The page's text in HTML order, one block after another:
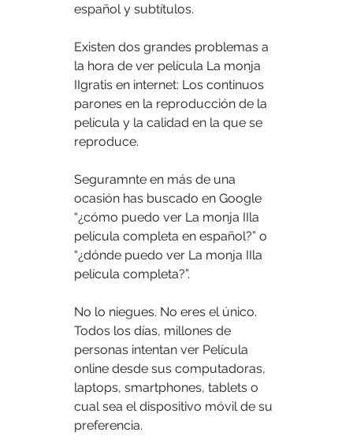
español y subtítulos.
Existen dos grandes problemas a
la hora de ver película La monja
IIgratis en internet: Los continuos
parones en la reproducción de la
película y la calidad en la que se
reproduce.
Seguramnte en más de una
ocasión has buscado en Google
“¿cómo puedo ver La monja IIla
película completa en español?” o
“¿dónde puedo ver La monja IIla
película completa?”.
No lo niegues. No eres el único.
Todos los días, millones de
personas intentan ver Película
online desde sus computadoras,
laptops, smartphones, tablets o
cual sea el dispositivo móvil de su
preferencia.